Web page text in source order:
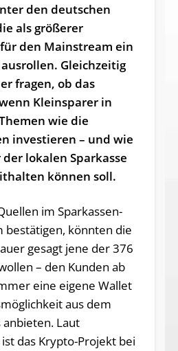
den deutschen
als größerer
den Mainstream ein
Gleichzeitig
fragen, ob das
Kleinsparer in
wie die
investieren – und wie
lokalen Sparkasse
können soll.
im Sparkassen-
bestätigen, könnten die
gesagt jene der 376
– den Kunden ab
eine eigene Wallet
aus dem
Laut
das Krypto-Projekt bei